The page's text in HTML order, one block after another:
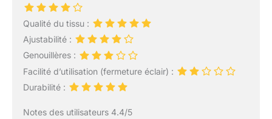
Qualité du tissu :
Ajustabilité :
Genouillères :
Facilité d’utilisation (fermeture éclair) :
Durabilité :
Notes des utilisateurs 4.4/5